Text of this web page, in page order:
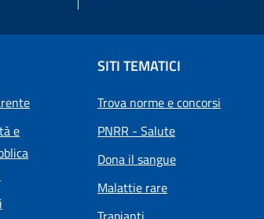
e
SITI TEMATICI
Trova norme e concorsi
PNRR - Salute
Dona il sangue
Malattie rare